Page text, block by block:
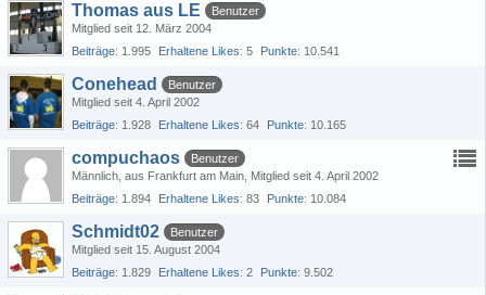
Thomas aus LE
Benutzer
Mitglied seit 12. März 2004
Beiträge 1.995 Erhaltene Likes 5 Punkte 10.541
Conehead
Benutzer
Mitglied seit 4. April 2002
Beiträge 1.928 Erhaltene Likes 64 Punkte 10.165
compuchaos
Benutzer
Männlich aus Frankfurt am Main Mitglied seit 4. April 2002
Beiträge 1.894 Erhaltene Likes 83 Punkte 10.084
Schmidt02
Benutzer
Mitglied seit 15. August 2004
Beiträge 1.829 Erhaltene Likes 2 Punkte 9.502